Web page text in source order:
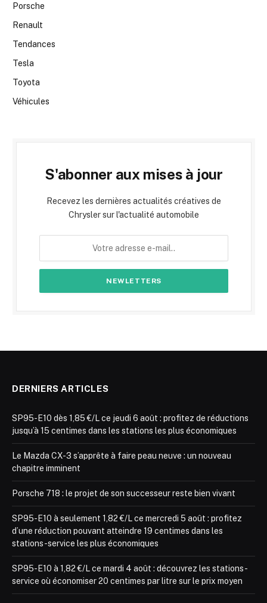
Porsche
Renault
Tendances
Tesla
Toyota
Véhicules
S'abonner aux mises à jour
Recevez les dernières actualités créatives de
Chrysler sur l'actualité automobile
DERNIERS ARTICLES
SP95-E10 dès 1,85 €/L ce jeudi 6 août : profitez de réductions
jusqu’à 15 centimes dans les stations les plus économiques
Le Mazda CX-3 s’apprête à faire peau neuve : un nouveau
chapitre imminent
Porsche 718 : le projet de son successeur reste bien vivant
SP95-E10 à seulement 1,82 €/L ce mercredi 5 août : profitez
d’une réduction pouvant atteindre 19 centimes dans les
stations-service les plus économiques
SP95-E10 à 1,82 €/L ce mardi 4 août : découvrez les stations-
service où économiser 20 centimes par litre sur le prix moyen